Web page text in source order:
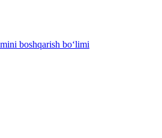
boshqarish bo‘limi